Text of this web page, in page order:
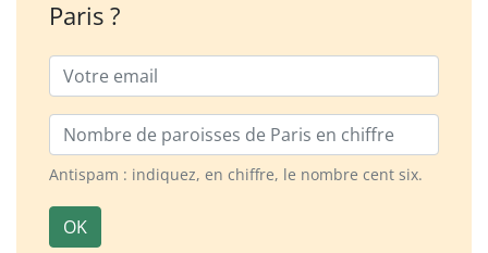
Paris ?
Email
Nombre de paroisses
Antispam : indiquez, en chiffre, le nombre cent six.
OK